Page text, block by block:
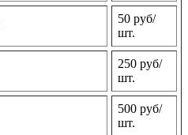
50 руб/
шт.
250 руб/
шт.
500 руб/
шт.